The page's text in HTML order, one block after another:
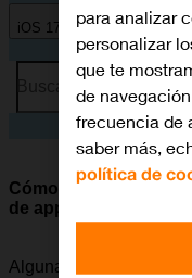
iOS 17
Busca por problema o
Cómo seleccionar los
de apps en segundo
Algunas apps siguen
para analizar
personalizar
que te
de
frecuencia de
saber más,
política de